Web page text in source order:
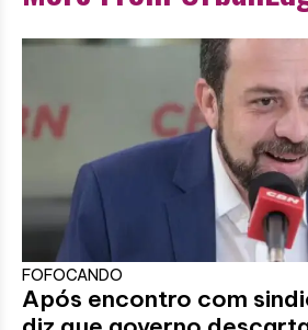
FOFOCANDO
Após encontro com